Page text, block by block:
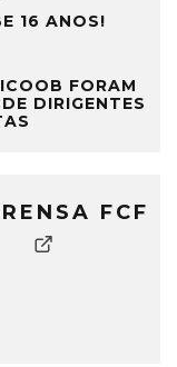
16 ANOS!
FORAM
DIRIGENTES
FCF